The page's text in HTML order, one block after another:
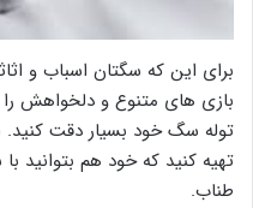
برای این که سگتان اسباب و
بازی های متنوع و دلخواهش را
توله سگ خود بسیار دقت کنید.
تهیه کنید که خود هم بتوانید
طناب.